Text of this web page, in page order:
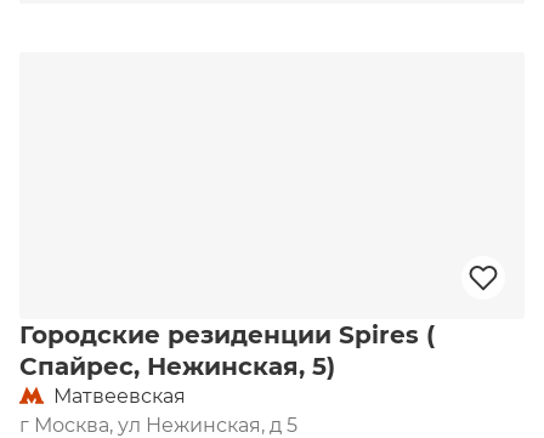
Городские резиденции Spires (
Спайрес, Нежинская, 5)
Матвеевская
г Москва, ул Нежинская, д 5